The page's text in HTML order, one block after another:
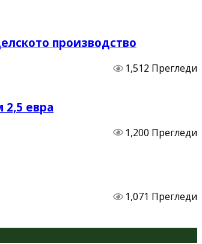
производство
1,512 Прегледи
2,5 евра
1,200 Прегледи
1,071 Прегледи